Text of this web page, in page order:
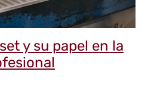
y su papel en la